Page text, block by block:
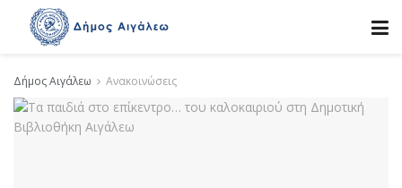
Δήμος Αιγάλεω Ανακοινώσεις